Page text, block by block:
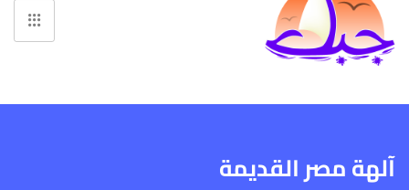
آلهة مصر القديمة